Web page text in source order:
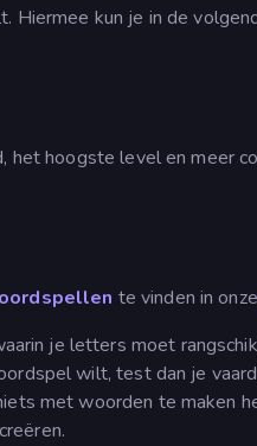
Hiermee kun je in de
hoogste level en meer
te vinden in onze
je letters moet
wilt, test dan je
met woorden te maken